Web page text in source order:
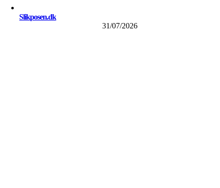
Slikposen.dk
31/07/2026